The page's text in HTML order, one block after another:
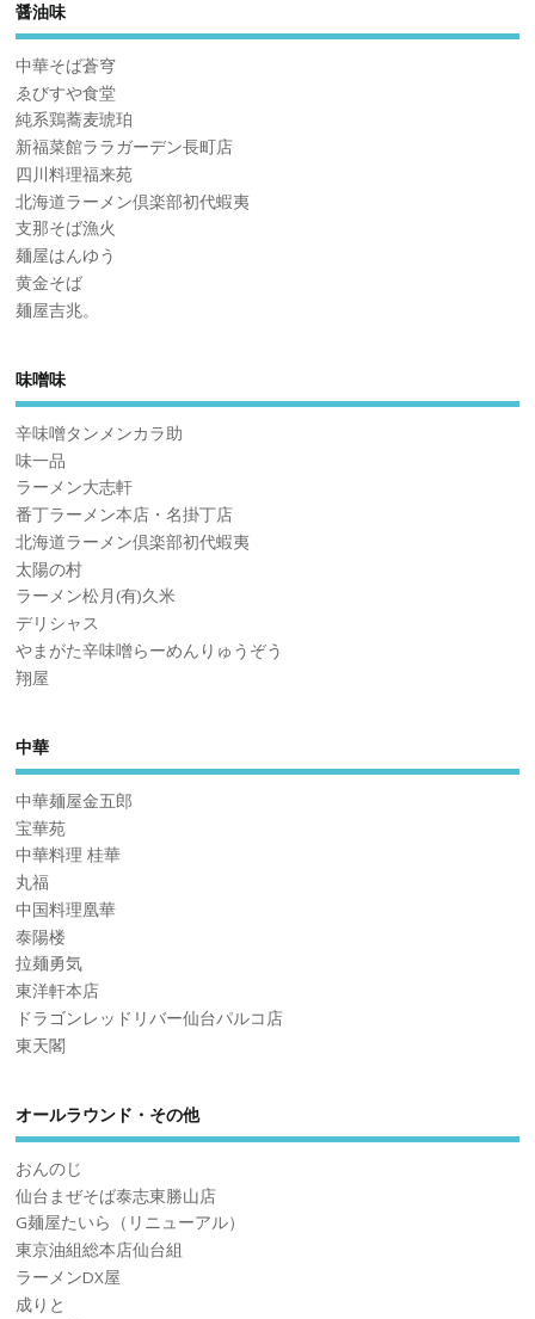
醤油味
中華そば蒼穹
ゑびすや食堂
純系鶏蕎麦琥珀
新福菜館ララガーデン長町店
四川料理福来苑
北海道ラーメン倶楽部初代蝦夷
支那そば漁火
麺屋はんゆう
黄金そば
麺屋吉兆。
味噌味
辛味噌タンメンカラ助
味一品
ラーメン大志軒
番丁ラーメン本店・名掛丁店
北海道ラーメン倶楽部初代蝦夷
太陽の村
ラーメン松月(有)久米
デリシャス
やまがた辛味噌らーめんりゅうぞう
翔屋
中華
中華麺屋金五郎
宝華苑
中華料理 桂華
丸福
中国料理凰華
泰陽楼
拉麺勇気
東洋軒本店
ドラゴンレッドリバー仙台パルコ店
東天閣
オールラウンド・その他
おんのじ
仙台まぜそば泰志東勝山店
G麺屋たいら（リニューアル）
東京油組総本店仙台組
ラーメンDX屋
成りと